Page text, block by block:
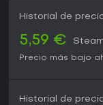
Historial de
5,59 €
Precio más bajo
Historial de